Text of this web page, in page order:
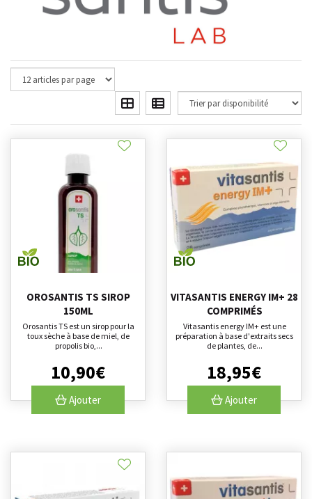
OROSANTIS TS SIROP
150ML
Orosantis TS est un sirop pour la
toux sèche à base de miel, de
propolis bio,...
10,90€
Ajouter
VITASANTIS ENERGY IM+ 28
COMPRIMÉS
Vitasantis energy IM+ est une
préparation à base d'extraits secs
de plantes, de...
18,95€
Ajouter